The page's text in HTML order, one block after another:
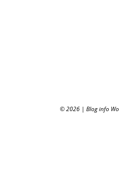
© 2026 | Blog info